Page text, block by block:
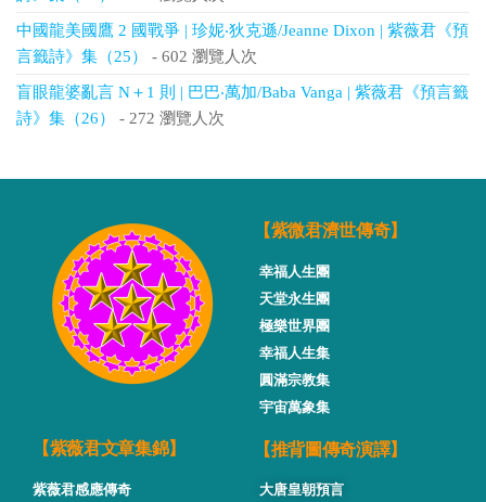
中國龍美國鷹 2 國戰爭 | 珍妮‧狄克遜/Jeanne Dixon | 紫薇君《預
言籤詩》集（25）
- 602 瀏覽人次
盲眼龍婆亂言 N＋1 則 | 巴巴‧萬加/Baba Vanga | 紫薇君《預言籤
詩》集（26）
- 272 瀏覽人次
【紫微君濟世傳奇】
幸福人生團
天堂永生團
極樂世界團
幸福人生集
圓滿宗教集
宇宙萬象集
【紫薇君文章集錦】
紫薇君感應傳奇
【推背圖傳奇演譯】
大唐皇朝預言